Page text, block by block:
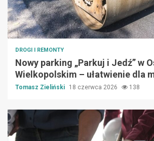
DROGI I REMONTY
Nowy parking „Parkuj i Jedź” w
Wielkopolskim – ułatwienie dla
Tomasz Zieliński 18 czerwca 2026 138